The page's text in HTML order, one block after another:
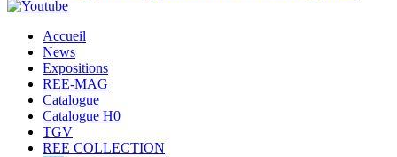
Accueil
News
Expositions
REE-MAG
Catalogue
Catalogue H0
TGV
REE COLLECTION